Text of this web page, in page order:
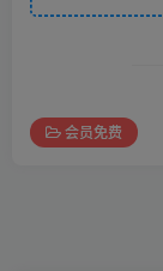
会员免费